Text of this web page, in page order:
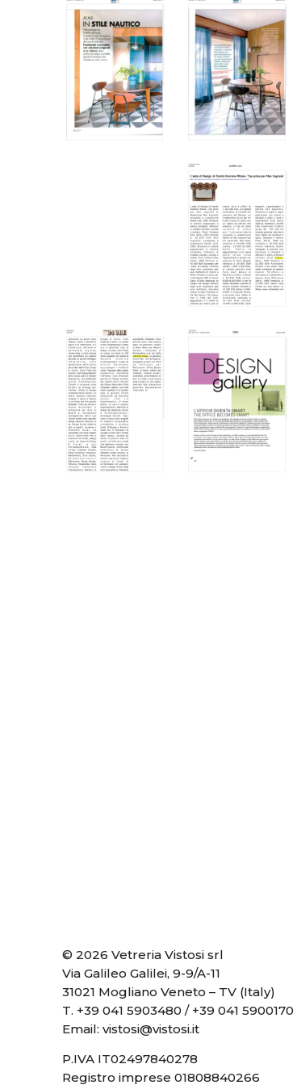
© 2026 Vetreria Vistosi srl
Via Galileo Galilei, 9-9/A-11
31021 Mogliano Veneto – TV (Italy)
T. +39 041 5903480 / +39 041 5900170
Email:vistosi@vistosi.it
P.IVA IT02497840278
Registro imprese 01808840266